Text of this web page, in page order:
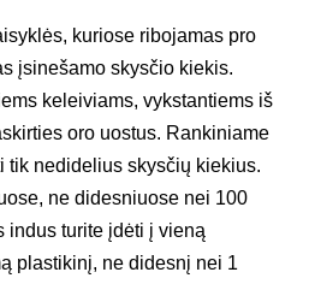
kuriose ribojamas pro
įsinešamo skysčio kiekis.
keleiviams, vykstantiems iš
oro uostus. Rankiniame
tik nedidelius skysčių kiekius.
ne didesniuose nei 100
indus turite įdėti į vieną
plastikinį, ne didesnį nei 1